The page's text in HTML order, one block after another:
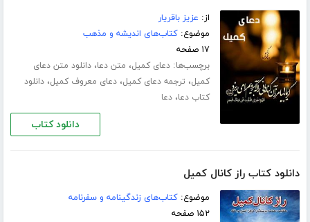
از: عزیز باقریار
موضوع:کتاب‌های اندیشه و مذهب
۱۷ صفحه
برچسب‌ها:دعای کمیل، متن دعا،دانلود متن دعای
کمیل، ترجمه دعای کمیل،دعای معروف کمیل،دانلود
کتاب دعا،دعا
دانلود کتاب
دانلود کتاب راز کانال کمیل
موضوع:کتاب‌های زندگینامه و سفرنامه
۱۵۲ صفحه